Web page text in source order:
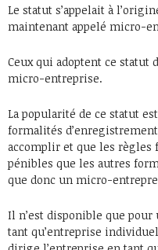
Le statut s’appelait à
maintenant appelé micro-
Ceux qui adoptent ce
micro-entreprise.
La popularité de ce statut
formalités
accomplir et que les règles
pénibles que les autres
que donc un micro-
Il n’est disponible que
tant qu’entreprise